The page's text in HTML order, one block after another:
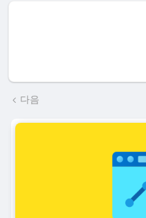
다음